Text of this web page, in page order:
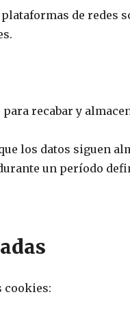
de redes
para recabar y
los datos siguen
un período
cookies: